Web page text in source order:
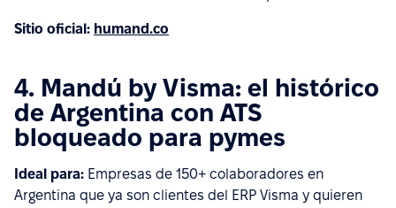
Sitio oficial: humand.co
4. Mandú by Visma: el histórico
de Argentina con ATS
bloqueado para pymes
Ideal para: Empresas de 150+ colaboradores en
Argentina que ya son clientes del ERP Visma y quieren